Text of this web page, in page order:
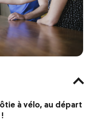
à vélo, au départ